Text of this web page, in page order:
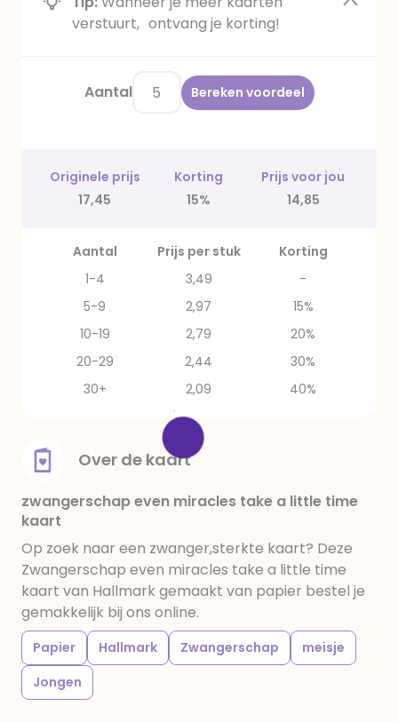
verstuurt, ontvang je korting!
Aantal Bereken voordeel
Originele prijs Korting
Prijs voor jou
17,45
15% 14,85
Aantal Prijs per stuk
Korting
1-4
3,49
-
5-9
2,97
15%
10-19
2,79
20%
20-29
2,44
30%
30+
2,09 40%
Over de kaart
zwangerschap even miracles take a little time
kaart
Op zoek naar een zwanger,sterkte kaart? Deze
Zwangerschap even miracles take a little time
kaart van Hallmark gemaakt van papier bestel je
gemakkelijk bij ons online.
Papier Hallmark Zwangerschap
meisje
Jongen